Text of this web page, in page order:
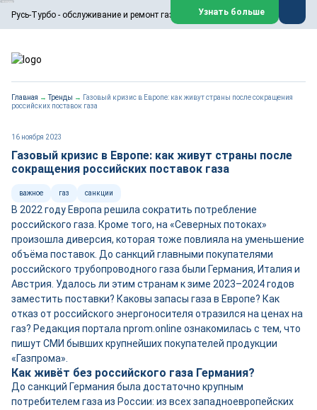
Русь-Турбо - обслуживание и ремонт газовых паровых турбин
ООО «Русь-Турбо» занимается сервисом газовых и паровых
турбин, комплексным ремонтом, восстановлением,
техническим обслуживанием оборудования ТЭС,
работают на нефтегазовых, нефтехимических,
металлургических и других предприятиях.
Реклама. ООО «Русь-Турбо», ИНН 7802588950
erid: F7NfYUJCUneVdwPs4znf
Узнать больше
Главная →Тренды → Газовый кризис в Европе: как живут страны после сокращения
российских поставок газа
16 ноября 2023
Газовый кризис в Европе: как живут страны после
сокращения российских поставок газа
важное газ санкции
В 2022 году Европа решила сократить потребление
российского газа. Кроме того, на «Северных потоках»
произошла диверсия, которая тоже повлияла на уменьшение
объёма поставок. До санкций главными покупателями
российского трубопроводного газа были Германия, Италия и
Австрия. Удалось ли этим странам к зиме 2023–2024 годов
заместить поставки? Каковы запасы газа в Европе? Как
отказ от российского энергоносителя отразился на ценах на
газ? Редакция портала nprom.online ознакомилась с тем, что
пишут СМИ бывших крупнейших покупателей продукции
«Газпрома».
Как живёт без российского газа Германия?
До санкций Германия была достаточно крупным
потребителем газа из России: из всех западноевропейских